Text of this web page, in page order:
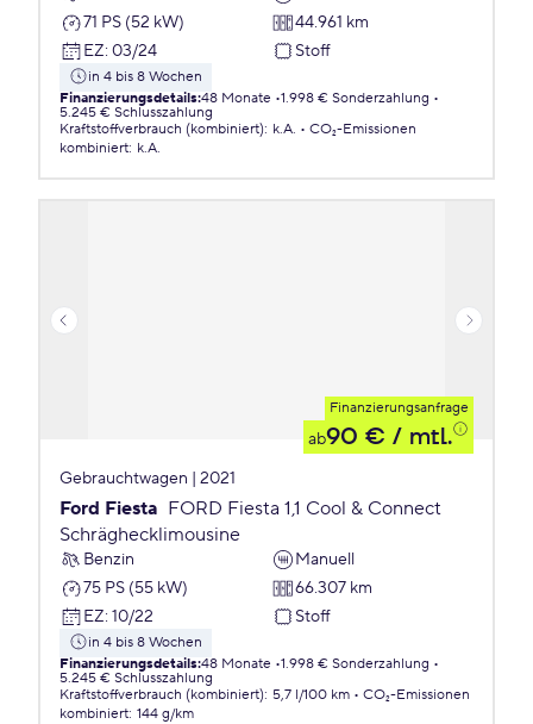
71 PS (52 kW)
44.961 km
EZ: 03/24 Stoff
in 4 bis 8 Wochen
Finanzierungsdetails:48 Monate 1.998 € Sonderzahlung
5.245 € Schlusszahlung
Kraftstoffverbrauch (kombiniert): k.A.
CO₂-Emissionen
kombiniert: k.A.
Finanzierungsanfrage
ab90 € / mtl.
Gebrauchtwagen | 2021
Ford Fiesta FORD Fiesta 1,1 Cool & Connect
Schräghecklimousine
Benzin
Manuell
75 PS (55 kW)
66.307 km
EZ: 10/22 Stoff
in 4 bis 8 Wochen
Finanzierungsdetails:48 Monate 1.998 € Sonderzahlung
5.245 € Schlusszahlung
Kraftstoffverbrauch (kombiniert): 5,7 l/100 km
CO₂-Emissionen
kombiniert: 144 g/km